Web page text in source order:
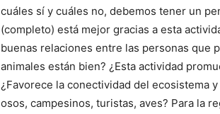
cuáles sí y cuáles no, debemos tener un
(completo) está mejor gracias a esta
buenas relaciones entre las personas que
animales están bien? ¿Esta actividad
¿Favorece la conectividad del ecosistema
osos, campesinos, turistas, aves? Para la